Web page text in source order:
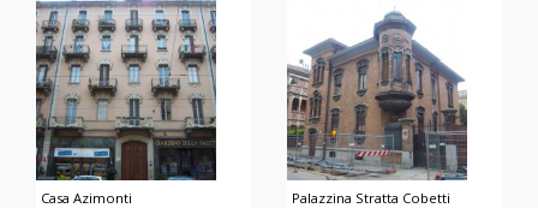
Casa Azimonti Palazzina Stratta Cobetti